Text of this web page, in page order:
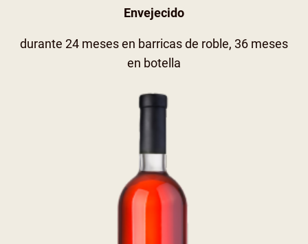
Envejecido
durante 24 meses en barricas de roble, 36 meses
en botella